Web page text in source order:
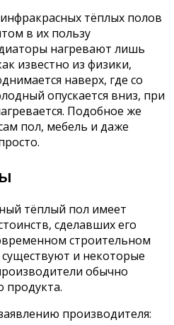
тёплых полов
в их пользу
нагревают лишь
известно из физики,
наверх, где со
опускается вниз, при
Подобное же
пол, мебель и даже
тёплый пол имеет
сделавших его
строительном
и некоторые
обычно
продукта.
производителя: